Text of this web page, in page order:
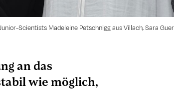
Scientists Madeleine Petschnigg aus Villach, Sara
an das
wie möglich,